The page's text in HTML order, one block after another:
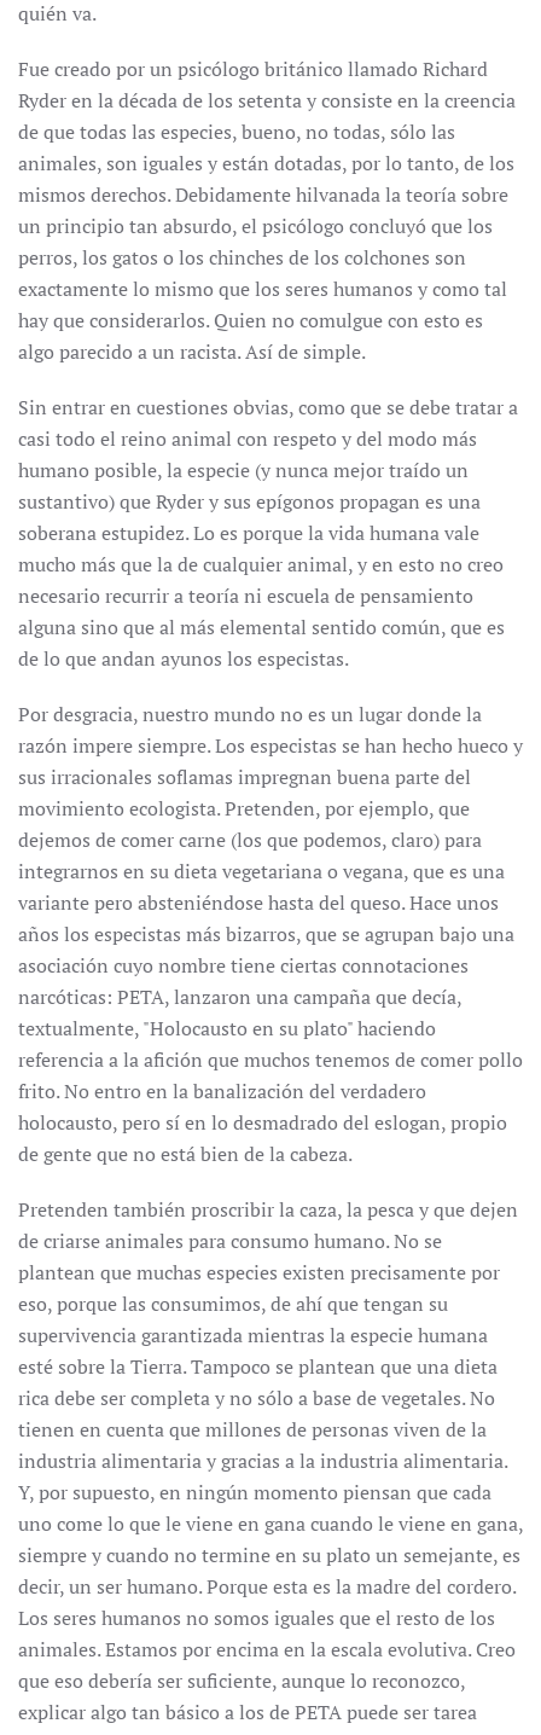
quién va.
Fue creado por un psicólogo británico llamado Richard
Ryder en la década de los setenta y consiste en la creencia
de que todas las especies, bueno, no todas, sólo las
animales, son iguales y están dotadas, por lo tanto, de los
mismos derechos. Debidamente hilvanada la teoría sobre
un principio tan absurdo, el psicólogo concluyó que los
perros, los gatos o los chinches de los colchones son
exactamente lo mismo que los seres humanos y como tal
hay que considerarlos. Quien no comulgue con esto es
algo parecido a un racista. Así de simple.
Sin entrar en cuestiones obvias, como que se debe tratar a
casi todo el reino animal con respeto y del modo más
humano posible, la especie (y nunca mejor traído un
sustantivo) que Ryder y sus epígonos propagan es una
soberana estupidez. Lo es porque la vida humana vale
mucho más que la de cualquier animal, y en esto no creo
necesario recurrir a teoría ni escuela de pensamiento
alguna sino que al más elemental sentido común, que es
de lo que andan ayunos los especistas.
Por desgracia, nuestro mundo no es un lugar donde la
razón impere siempre. Los especistas se han hecho hueco y
sus irracionales soflamas impregnan buena parte del
movimiento ecologista. Pretenden, por ejemplo, que
dejemos de comer carne (los que podemos, claro) para
integrarnos en su dieta vegetariana o vegana, que es una
variante pero absteniéndose hasta del queso. Hace unos
años los especistas más bizarros, que se agrupan bajo una
asociación cuyo nombre tiene ciertas connotaciones
narcóticas: PETA, lanzaron una campaña que decía,
textualmente, "Holocausto en su plato" haciendo
referencia a la afición que muchos tenemos de comer pollo
frito. No entro en la banalización del verdadero
holocausto, pero sí en lo desmadrado del eslogan, propio
de gente que no está bien de la cabeza.
Pretenden también proscribir la caza, la pesca y que dejen
de criarse animales para consumo humano. No se
plantean que muchas especies existen precisamente por
eso, porque las consumimos, de ahí que tengan su
supervivencia garantizada mientras la especie humana
esté sobre la Tierra. Tampoco se plantean que una dieta
rica debe ser completa y no sólo a base de vegetales. No
tienen en cuenta que millones de personas viven de la
industria alimentaria y gracias a la industria alimentaria.
Y, por supuesto, en ningún momento piensan que cada
uno come lo que le viene en gana cuando le viene en gana,
siempre y cuando no termine en su plato un semejante, es
decir, un ser humano. Porque esta es la madre del cordero.
Los seres humanos no somos iguales que el resto de los
animales. Estamos por encima en la escala evolutiva. Creo
que eso debería ser suficiente, aunque lo reconozco,
explicar algo tan básico a los de PETA puede ser tarea